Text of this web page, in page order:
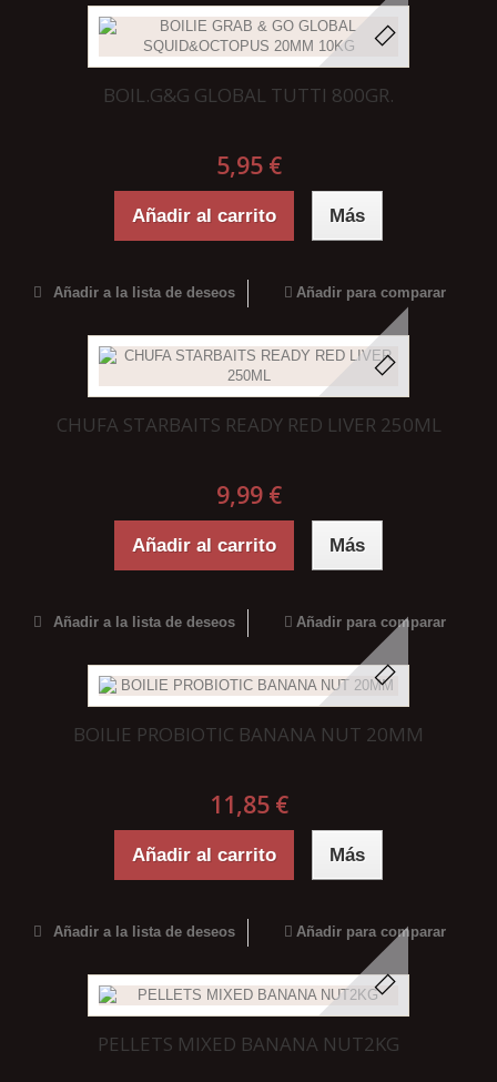
BOIL.G&G GLOBAL TUTTI 800GR.
5,95 €
Añadir al carrito Más
Añadir a la lista de deseos Añadir para comparar
CHUFA STARBAITS READY RED LIVER 250ML
9,99 €
Añadir al carrito Más
Añadir a la lista de deseos Añadir para comparar
BOILIE PROBIOTIC BANANA NUT 20MM
11,85 €
Añadir al carrito Más
Añadir a la lista de deseos Añadir para comparar
PELLETS MIXED BANANA NUT2KG